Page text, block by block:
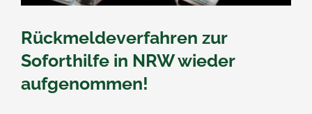
Rückmeldeverfahren zur
Soforthilfe in NRW wieder
aufgenommen!